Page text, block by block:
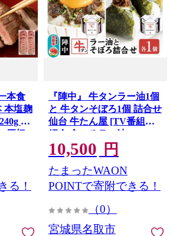
本食
本塩麹
仙
厚切
タン
ー 肉
部
厚切
る！
『陣中』 牛タンラー油1個
と 牛タンそぼろ1個 詰合せ
仙台 牛たん屋 [TV番組で
紹介 食べるラー油]
10,500 円
たまったWAON
POINTで寄附できる！
（0）
宮城県名取市